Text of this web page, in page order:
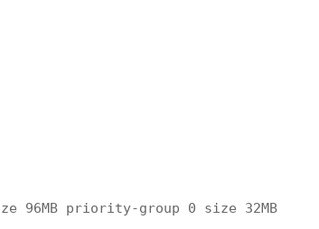
priority-group 0 size 32MB